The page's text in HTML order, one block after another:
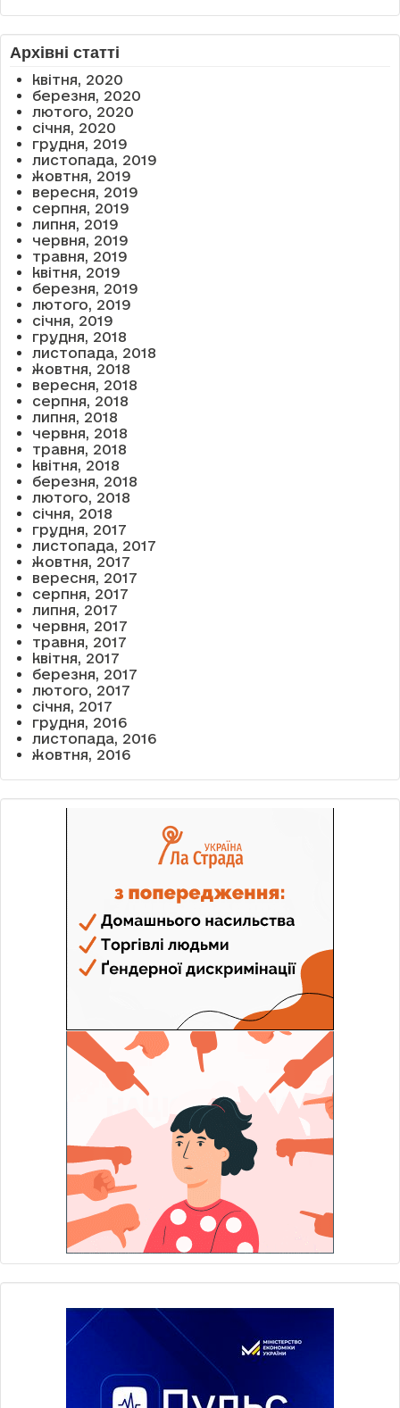
Архівні статті
квітня, 2020
березня, 2020
лютого, 2020
січня, 2020
грудня, 2019
листопада, 2019
жовтня, 2019
вересня, 2019
серпня, 2019
липня, 2019
червня, 2019
травня, 2019
квітня, 2019
березня, 2019
лютого, 2019
січня, 2019
грудня, 2018
листопада, 2018
жовтня, 2018
вересня, 2018
серпня, 2018
липня, 2018
червня, 2018
травня, 2018
квітня, 2018
березня, 2018
лютого, 2018
січня, 2018
грудня, 2017
листопада, 2017
жовтня, 2017
вересня, 2017
серпня, 2017
липня, 2017
червня, 2017
травня, 2017
квітня, 2017
березня, 2017
лютого, 2017
січня, 2017
грудня, 2016
листопада, 2016
жовтня, 2016